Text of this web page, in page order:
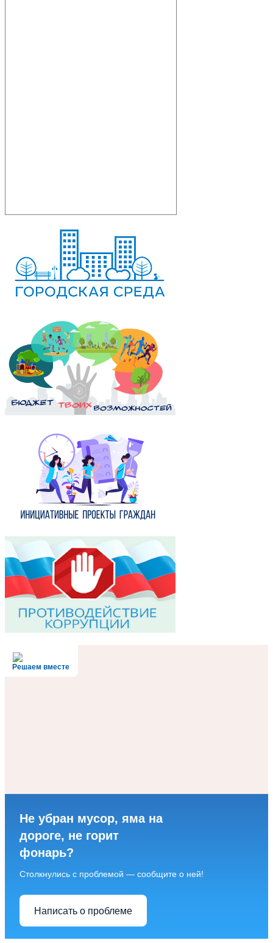
Решаем вместе
Не убран мусор, яма на
дороге, не горит
фонарь?
Столкнулись с проблемой — сообщите о ней!
Написать о проблеме